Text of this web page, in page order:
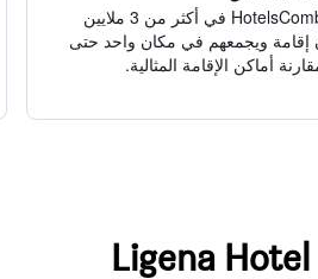
يبحث HotelsCombined في أكثر من 3 ملايين
إقامة ويجمعهم في مكان واحد حتى
أماكن الإقامة المثالية.